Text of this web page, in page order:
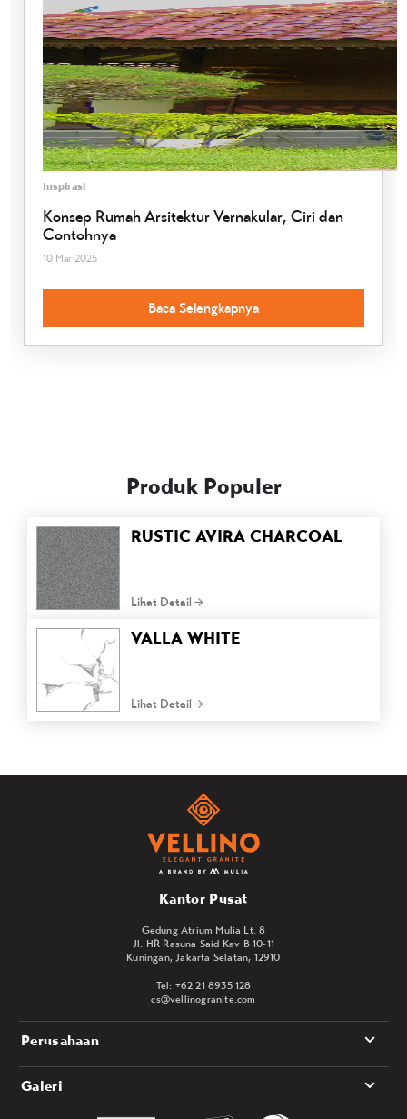
Inspirasi
Konsep Rumah Arsitektur Vernakular, Ciri dan
Contohnya
10 Mar 2025
Baca Selengkapnya
Produk Populer
RUSTIC AVIRA CHARCOAL
Lihat Detail
VALLA WHITE
Lihat Detail
Kantor Pusat
Gedung Atrium Mulia Lt. 8
Jl. HR Rasuna Said Kav B 10-11
Kuningan, Jakarta Selatan, 12910
Tel: +62 21 8935 128
cs@vellinogranite.com
Perusahaan
Galeri